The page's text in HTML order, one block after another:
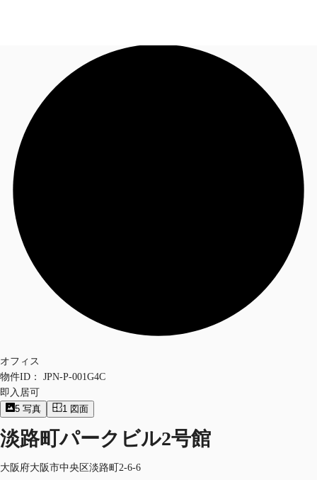
オフィス・事務所
倉庫・物流センター
お電話
オフィス
物件ID：
JPN-P-001G4C
即入居可
5 写真 1 図面
淡路町パークビル2号館
大阪府大阪市中央区淡路町2-6-6